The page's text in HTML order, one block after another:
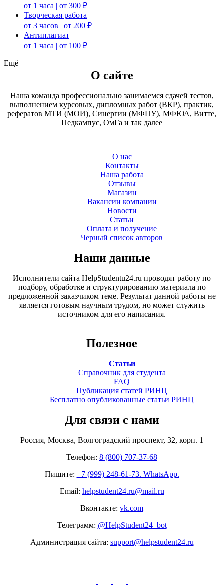
от 1 часа | от 300 ₽
Творческая работа
от 3 часов | от 200 ₽
Антиплагиат
от 1 часа | от 100 ₽
Ещё
О сайте
Наша команда профессионально занимаемся сдачей тестов,
выполнением курсовых, дипломных работ (ВКР), практик,
рефератов МТИ (МОИ), Синергии (МФПУ), МФЮА, Витте,
Педкампус, ОмГа и так далее
О нас
Контакты
Наша работа
Отзывы
Магазин
Вакансии компании
Новости
Статьи
Оплата и получение
Черный список авторов
Наши данные
Исполнители сайта HelpStudentu24.ru проводят работу по
подбору, обработке и структурированию материала по
предложенной заказчиком теме. Результат данной работы не
является готовым научным трудом, но может служить
источником для его написания.
Полезное
Статьи
Справочник для студента
FAQ
Публикация статей РИНЦ
Бесплатно опубликованные статьи РИНЦ
Для связи с нами
Россия, Москва, Волгоградский проспект, 32, корп. 1
Телефон: 8 (800) 707-37-68
Пишите: +7 (999) 248-61-73. WhatsApp.
Email: helpstudent24.ru@mail.ru
Вконтакте: vk.com
Телеграмм: @HelpStudent24_bot
Администрация сайта: support@helpstudent24.ru